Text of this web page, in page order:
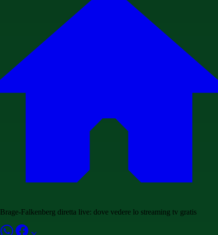
Brage-Falkenberg diretta live: dove vedere lo streaming tv gratis